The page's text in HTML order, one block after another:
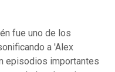
fue uno de los
a 'Alex
episodios importantes